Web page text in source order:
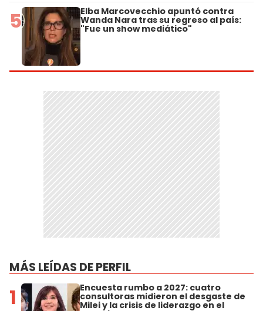
5 Elba Marcovecchio apuntó contra
Wanda Nara tras su regreso al país:
"Fue un show mediático"
MÁS LEÍDAS DE PERFIL
1 Encuesta rumbo a 2027: cuatro
consultoras midieron el desgaste de
Milei y la crisis de liderazgo en el